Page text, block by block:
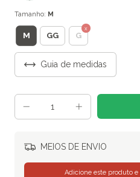
Tamanho: M
M GG G
Guia de medidas
MEIOS DE ENVIO
Adicione este produto e